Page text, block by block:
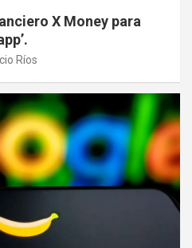
X Money para
Ríos